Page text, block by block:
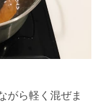
がら軽く混ぜま